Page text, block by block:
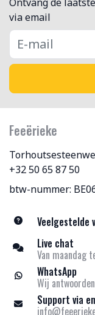
via email
Feeërieke
+32 50 65 87 50
btw-nummer:
Veelgestelde
Live chat
Van maandag
WhatsApp
Wij
Support via